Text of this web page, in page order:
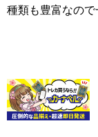
種類も豊富なので